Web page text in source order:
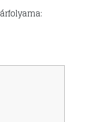
árfolyama: